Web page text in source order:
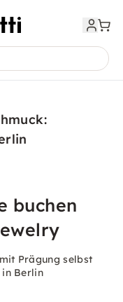
buchen
Prägung selbst
in Berlin